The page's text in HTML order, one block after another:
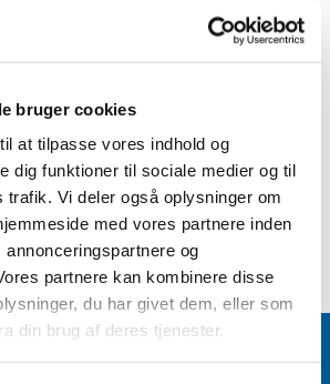
bruger cookies
at tilpasse vores indhold og
dig funktioner til sociale medier og til
trafik. Vi deler også oplysninger om
med vores partnere inden
og
partnere kan kombinere disse
du har givet dem, eller som
din brug af deres tjenester.